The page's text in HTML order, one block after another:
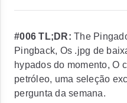
#006 TL;DR: The
Pingback, Os .jpg de
hypados do momento, O
petróleo, uma seleção
pergunta da semana.